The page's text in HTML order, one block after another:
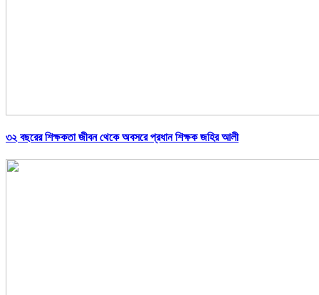
৩২ বছরের শিক্ষকতা জীবন থেকে অবসরে প্রধান শিক্ষক জহির আলী